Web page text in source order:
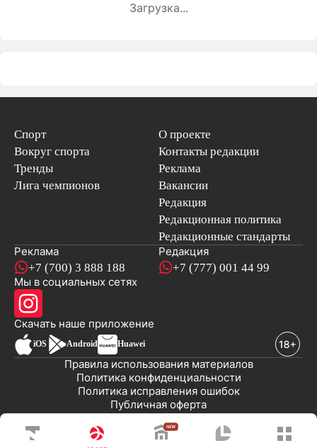
Загрузка...
Спорт
Вокруг спорта
Тренды
Лига чемпионов
О проекте
Контакты редакции
Реклама
Вакансии
Редакция
Редакционная политика
Редакционные стандарты
Реклама
+7 (700) 3 888 188
Редакция
+7 (777) 001 44 99
Мы в социальных сетях
Скачать наше приложениеновостей
iOS Android Huawei
Публичная оферта
Политика исправления ошибок
Политика конфиденциальности
Правила использования материалов